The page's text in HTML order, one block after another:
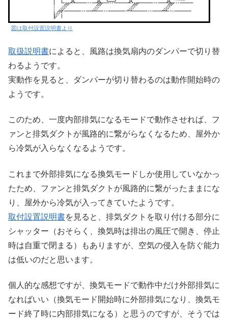
図は取付設置説明書より
取扱説明書によると、風路は換気扇内のダンパーで切り替
わるようです。
実動作を見ると、ダンパーが切り替わるのは動作開始時の
ようです。
このため、一度内部排気になるモードで動作させれば、フ
ァンと排気ダクトが風路的に繋がらなくなるため、屋外か
ら冷気が入らなくなるようです。
これまで外部排気になる換気モードしか使用していなかっ
たため、ファンと排気ダクトが風路的に繋がったままにな
り、屋外から冷気が入ってきていたようです。
取付設置説明書を見ると、排気ダクトを取り付ける部分に
シャッター（おそらく、換気時は排出の風圧で開き、停止
時は自重で閉まる）もありますが、空気の侵入を防ぐ能力
は低いのだと思います。
個人的な感想ですが、換気モードで動作中だけ外部排気に
なればいい（換気モード開始時に外部排気になり、換気モ
ード終了時に内部排気になる）と思うのですが、そうでは